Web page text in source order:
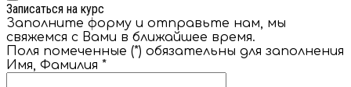
Записаться на курс
Заполните форму и отправьте нам, мы
свяжемся с Вами в ближайшее время.
Поля помеченные (*) обязательны для заполнения
Имя, Фамилия *